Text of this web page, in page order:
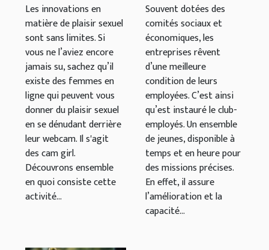
Les innovations en
matière de plaisir sexuel
sont sans limites. Si
vous ne l’aviez encore
jamais su, sachez qu’il
existe des femmes en
ligne qui peuvent vous
donner du plaisir sexuel
en se dénudant derrière
leur webcam. Il s'agit
des cam girl.
Découvrons ensemble
en quoi consiste cette
activité...
Souvent dotées des
comités sociaux et
économiques, les
entreprises rêvent
d’une meilleure
condition de leurs
employées. C’est ainsi
qu’est instauré le club-
employés. Un ensemble
de jeunes, disponible à
temps et en heure pour
des missions précises.
En effet, il assure
l’amélioration et la
capacité...